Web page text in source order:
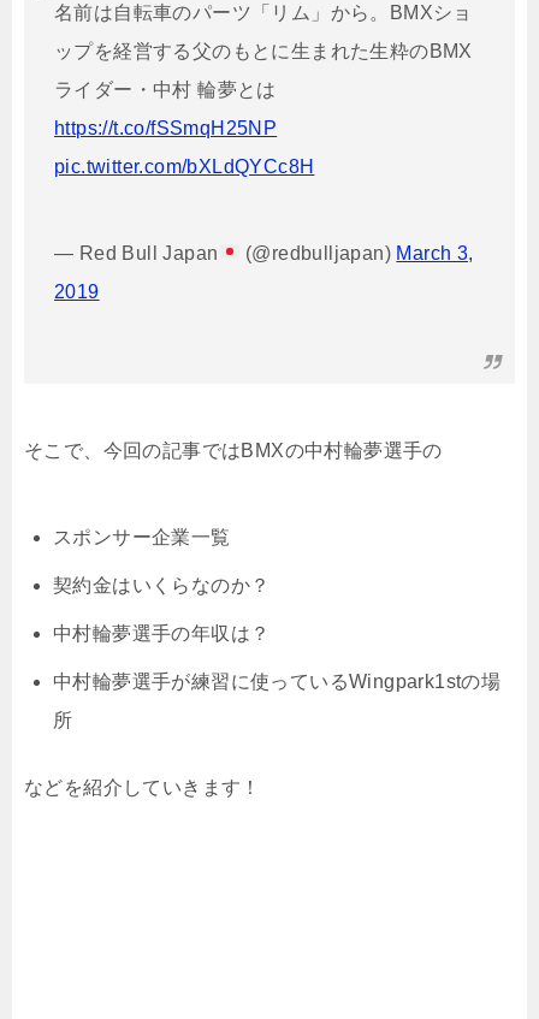
名前は自転車のパーツ「リム」から。BMXショ
ップを経営する父のもとに生まれた生粋のBMX
ライダー・中村 輪夢とは
https://t.co/fSSmqH25NP
pic.twitter.com/bXLdQYCc8H
— Red Bull Japan (@redbulljapan) March 3,
2019
そこで、今回の記事ではBMXの中村輪夢選手の
スポンサー企業一覧
契約金はいくらなのか？
中村輪夢選手の年収は？
中村輪夢選手が練習に使っているWingpark1stの場
所
などを紹介していきます！